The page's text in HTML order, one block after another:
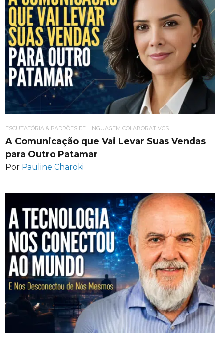
ESCUTATÓRIA & PADRÕES DE LINGUAGEM COLABORATIVOS
A Comunicação que Vai Levar Suas Vendas
para Outro Patamar
Por Pauline Charoki